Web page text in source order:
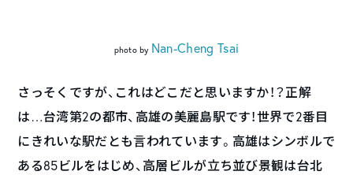
photo by Nan-Cheng Tsai
さっそくですが、これはどこだと思いますか！？正解
は…台湾第2の都市、高雄の美麗島駅です！世界で2番目
にきれいな駅だとも言われています。高雄はシンボルで
ある85ビルをはじめ、高層ビルが立ち並び景観は台北